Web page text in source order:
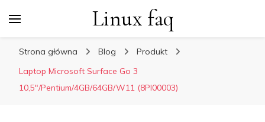
Linux faq
Strona główna Blog
Produkt
Laptop Microsoft Surface Go 3
10,5″/Pentium/4GB/64GB/W11 (8PI00003)